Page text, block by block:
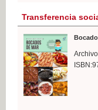
Transferencia